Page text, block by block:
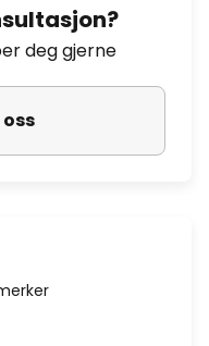
deg gjerne